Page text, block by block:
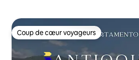
Coup de cœur voyageurs
Coup de cœur voyageurs